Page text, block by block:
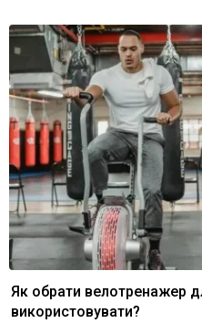
Як обрати велотренажер
використовувати?